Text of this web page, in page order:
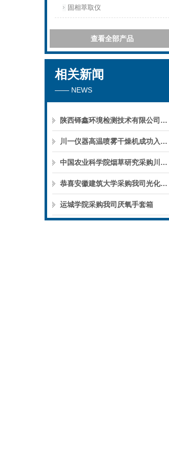
固相萃取仪
查看全部产品
相关新闻
—— NEWS
陕西铎鑫环境检测技术有限公司采购我司全自动液液萃取仪
川一仪器高温喷雾干燥机成功入驻鄱阳职业学院，助力职业教育实训平台升级
中国农业科学院烟草研究采购川一仪器喷雾干燥机
恭喜安徽建筑大学采购我司光化学反应仪
运城学院采购我司厌氧手套箱